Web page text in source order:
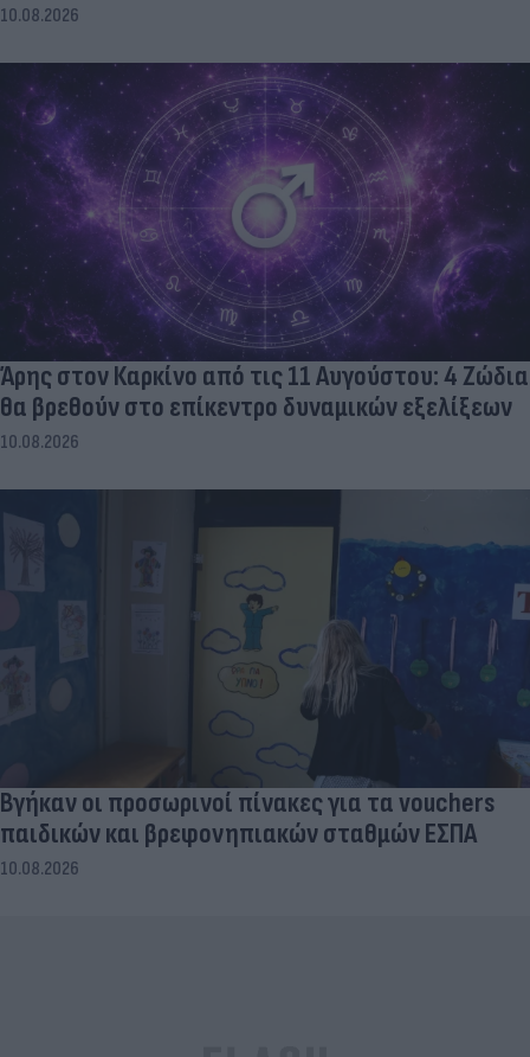
10.08.2026
Άρης στον Καρκίνο από τις 11 Αυγούστου: 4 Ζώδια
θα βρεθούν στο επίκεντρο δυναμικών εξελίξεων
10.08.2026
Βγήκαν οι προσωρινοί πίνακες για τα vouchers
παιδικών και βρεφονηπιακών σταθμών ΕΣΠΑ
10.08.2026